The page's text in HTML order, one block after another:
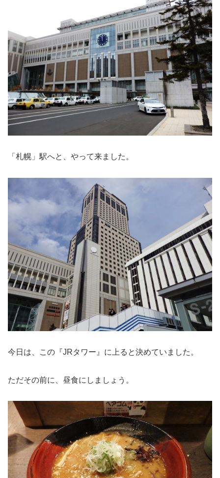
「札幌」駅へと、やって来ました。
今日は、この『JRタワー』に上ると決めていました。
ただその前に、昼食にしましょう。